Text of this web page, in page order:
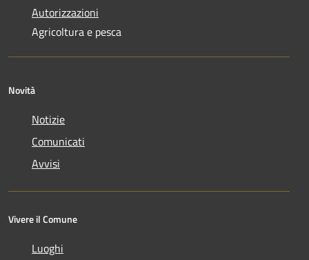
Autorizzazioni
Agricoltura e pesca
Novità
Notizie
Comunicati
Avvisi
Vivere il Comune
Luoghi